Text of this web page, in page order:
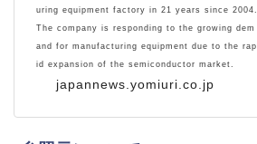
japannews.yomiuri.co.jp
uring equipment factory in 21 years since 2004.
The company is responding to the growing dem
and for manufacturing equipment due to the rap
id expansion of the semiconductor market.